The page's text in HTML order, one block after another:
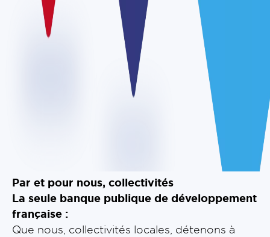
Par et pour nous, collectivités
La seule banque publique de développement
française :
Que nous, collectivités locales, détenons à